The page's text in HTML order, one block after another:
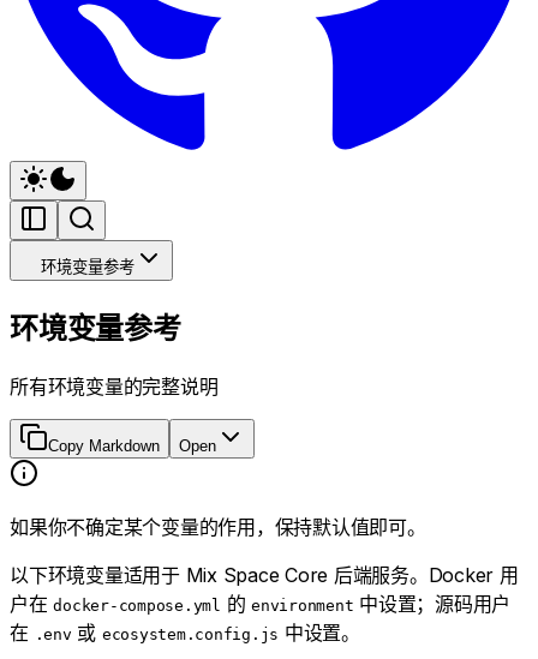
环境变量参考
环境变量参考
所有环境变量的完整说明
Copy Markdown Open
如果你不确定某个变量的作用，保持默认值即可。
以下环境变量适用于 Mix Space Core 后端服务。Docker 用
户在docker-compose.yml 的 environment 中设置；源码用户
在 .env 或 ecosystem.config.js 中设置。